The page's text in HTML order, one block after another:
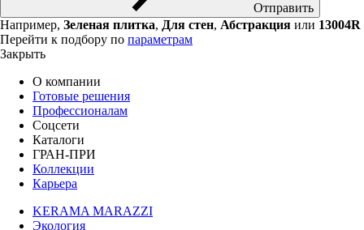
Отправить
Например, Зеленая плитка, Для стен, Абстракция или 13004R
Перейти к подбору по параметрам
Закрыть
О компании
Готовые решения
Профессионалам
Соцсети
Каталоги
ГРАН-ПРИ
Коллекции
Карьера
KERAMA MARAZZI
Экология